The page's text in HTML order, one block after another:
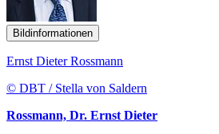
Bildinformationen
Ernst Dieter Rossmann
© DBT / Stella von Saldern
Rossmann, Dr. Ernst Dieter